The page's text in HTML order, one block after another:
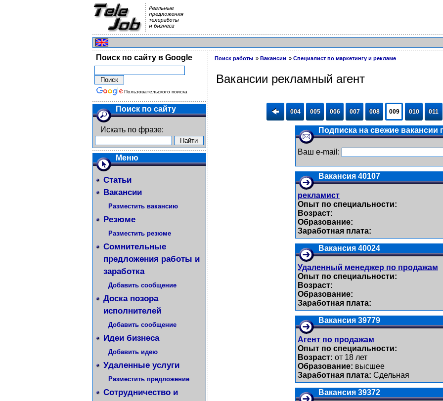
Поиск по сайту в Google
Пользовательского поиска
Поиск по сайту
Искать по фразе:
Меню
Статьи
Вакансии
Разместить вакансию
Резюме
Разместить резюме
Сомнительные
предложения работы и
заработка
Добавить сообщение
Доска позора
исполнителей
Добавить сообщение
Идеи бизнеса
Добавить идею
Удаленные услуги
Разместить предложение
Сотрудничество и
Поиск работы Вакансии Специалист по маркетингу и рекламе
Вакансии рекламный агент
004 005 006 007 008 009 010 011
Подписка на свежие вакансии
Ваш e-mail:
Вакансия 40107
рекламист
Опыт по специальности:
Возраст:
Образование:
Заработная плата:
Вакансия 40024
Удаленный менеджер по продажам
Опыт по специальности:
Возраст:
Образование:
Заработная плата:
Вакансия 39779
Агент по продажам
Опыт по специальности:
Возраст: от 18 лет
Образование: высшее
Заработная плата: Сдельная
Вакансия 39372